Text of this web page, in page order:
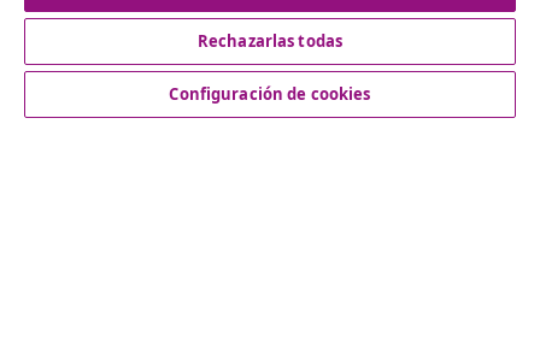
Servicio al Cliente
Rechazarlas todas
Configuración de cookies